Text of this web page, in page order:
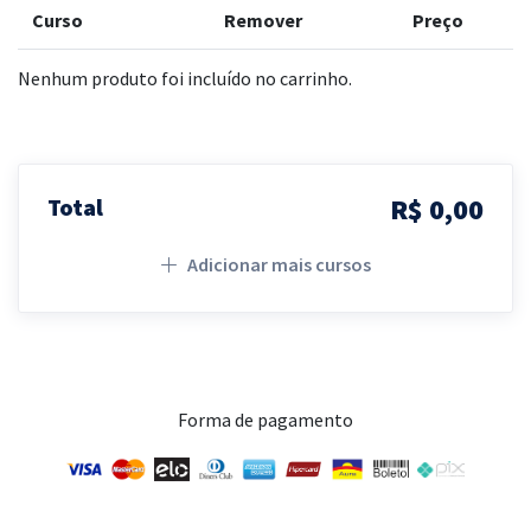
Curso Remover Preço
Nenhum produto foi incluído no carrinho.
Total R$ 0,00
Adicionar mais cursos
Forma de pagamento